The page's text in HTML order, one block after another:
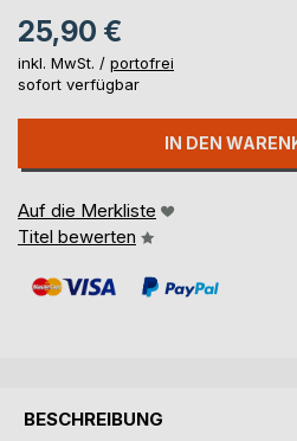
25,90 €
inkl. MwSt. / portofrei
sofort verfügbar
IN DEN
Auf die Merkliste
Titel bewerten
BESCHREIBUNG